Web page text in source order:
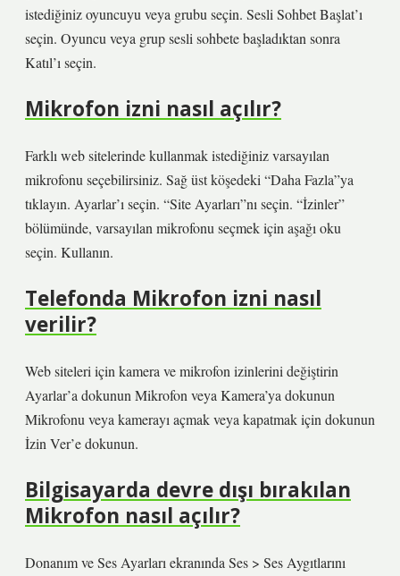
istediğiniz oyuncuyu veya grubu seçin. Sesli Sohbet Başlat’ı
seçin. Oyuncu veya grup sesli sohbete başladıktan sonra
Katıl’ı seçin.
Mikrofon izni nasıl açılır?
Farklı web sitelerinde kullanmak istediğiniz varsayılan
mikrofonu seçebilirsiniz. Sağ üst köşedeki “Daha Fazla”ya
tıklayın. Ayarlar’ı seçin. “Site Ayarları”nı seçin. “İzinler”
bölümünde, varsayılan mikrofonu seçmek için aşağı oku
seçin. Kullanın.
Telefonda Mikrofon izni nasıl
verilir?
Web siteleri için kamera ve mikrofon izinlerini değiştirin
Ayarlar’a dokunun Mikrofon veya Kamera’ya dokunun
Mikrofonu veya kamerayı açmak veya kapatmak için dokunun
İzin Ver’e dokunun.
Bilgisayarda devre dışı bırakılan
Mikrofon nasıl açılır?
Donanım ve Ses Ayarları ekranında Ses > Ses Aygıtlarını